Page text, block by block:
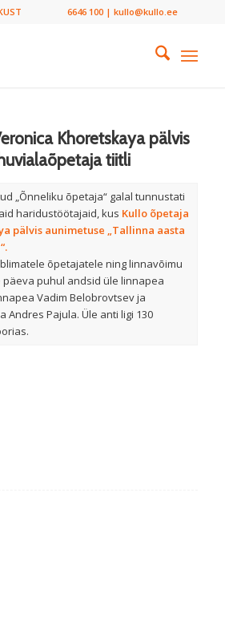
6646 100 | kullo@kullo.ee
Khoretskaya pälvis
tiitli
„Õnneliku õpetaja“ galal tunnustati
haridustöötajaid, kus Kullo õpetaja
pälvis aunimetuse „Tallinna aasta
õpetajatele ning linnavõimu
puhul andsid üle linnapea
Vadim Belobrovtsev ja
Andres Pajula. Üle anti ligi 130